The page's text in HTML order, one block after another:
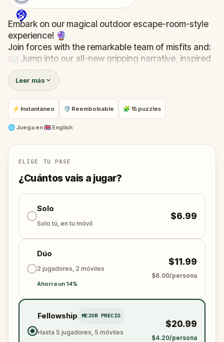
Embark on our magical outdoor escape-room-style
experience! 🔮
Join forces with the remarkable team of misfits and:
📖 Jump into our all-new gripping narrative, inspired
by L. Frank Baum’s original Oz novel from 1900!
🤔 Try to outsmart the witch by cracking immersive
puzzles with friends, or tackle her challenges solo,
facing off against the leaderboard.
🎵Enjoy original new songs, in the theme of Oz,
and on-demand when you get home.
🌈 Follow clues to uncover each new location and
discover (or rediscover) places around town in a
whole new light.
Make sure you have your phone charged and your
walking shoes on!
Tick-tock, time to escape!
Leer más
⚡ Instantáneo 🛡 Reembolsable 🧩 15 puzzles
🌐 Juega en🇬🇧 English
ELIGE TU PASE
¿Cuántos vais a jugar?
Solo
Solo tú, en tu móvil
$6.99
Dúo
2 jugadores, 2 móviles
Ahorra un 14%
$11.99
$6.00/persona
Fellowship MEJOR PRECIO
Hasta 5 jugadores, 5 móviles
$20.99
$4.20/persona